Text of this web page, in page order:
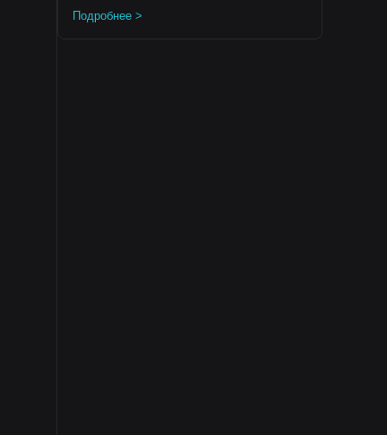
Подробнее >